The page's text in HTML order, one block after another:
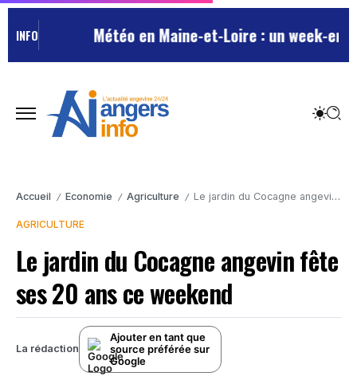
INFO Météo en Maine-et-Loire : un week-end
Accueil / Economie / Agriculture / Le jardin du Cocagne angevin fête ses 20 ans ce weekend
AGRICULTURE
Le jardin du Cocagne angevin fête
ses 20 ans ce weekend
La rédaction
Ajouter en tant que
source préférée sur
Google